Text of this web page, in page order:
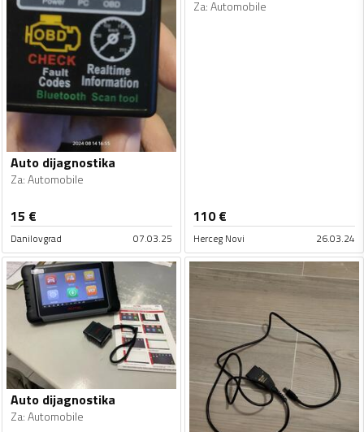
Auto dijagnostika
Za:Automobile
15 €
Danilovgrad 07.03.25
Za:Automobile
110€
Herceg Novi 26.03.24
Auto dijagnostika
Za:Automobile